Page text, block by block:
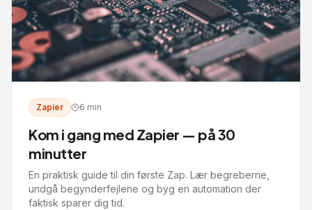
Zapier 6 min
Kom i gang med Zapier — på 30
minutter
En praktisk guide til din første Zap. Lær begreberne,
undgå begynderfejlene og byg en automation der
faktisk sparer dig tid.